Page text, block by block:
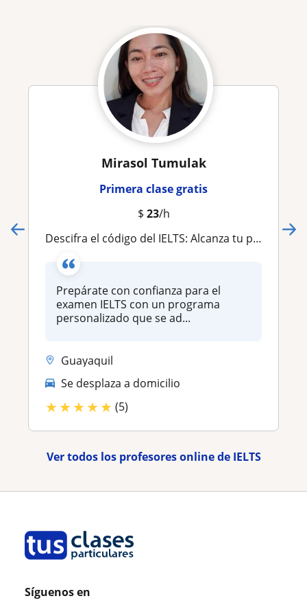
Mirasol Tumulak
Primera clase gratis
$ 23/h
Descifra el código del IELTS: Alcanza tu puntuación objetivo con coaching experto y preparación personalizada
Prepárate con confianza para el
examen IELTS con un programa
personalizado que se ad...
Guayaquil
Se desplaza a domicilio
★★★★★ (5)
Ver todos los profesores online de IELTS
Síguenos en